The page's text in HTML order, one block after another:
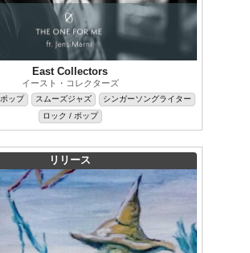
East Collectors
イースト・コレクターズ
ポップ スムーズジャズ
シンガーソングライター
ロック / ポップ
リリース